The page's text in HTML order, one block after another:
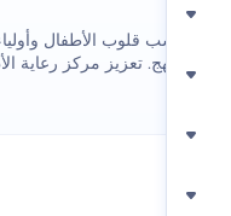
قلوب الأطفال وأولياء
تعزيز مركز رعاية الأطفال